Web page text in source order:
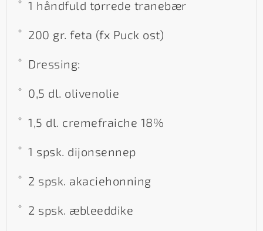
1 håndfuld tørrede tranebær
200 gr. feta (fx Puck ost)
Dressing:
0,5 dl. olivenolie
1,5 dl. cremefraiche 18%
1 spsk. dijonsennep
2 spsk. akaciehonning
2 spsk. æbleeddike